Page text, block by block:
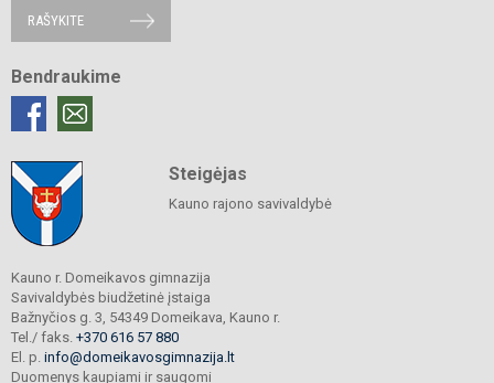
RAŠYKITE
Bendraukime
Steigėjas
Kauno rajono savivaldybė
Kauno r. Domeikavos gimnazija
Savivaldybės biudžetinė įstaiga
Bažnyčios g. 3, 54349 Domeikava, Kauno r.
Tel./ faks. +370 616 57 880
El. p. info@domeikavosgimnazija.lt
Duomenys kaupiami ir saugomi